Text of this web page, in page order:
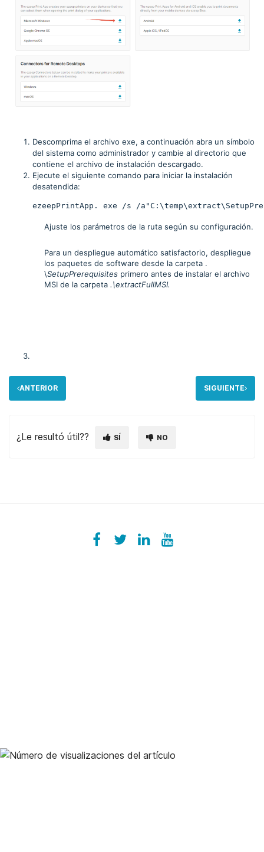
Descomprima el archivo exe, a continuación abra un símbolo
del sistema como administrador y cambie al directorio que
contiene el archivo de instalación descargado.
Ejecute el siguiente comando para iniciar la instalación
desatendida:
ezeepPrintApp. exe /s /
Ajuste los parámetros de la ruta según su configuración.
Para un despliegue automático satisfactorio, despliegue
los paquetes de software desde la carpeta .
\SetupPrerequisites primero antes de instalar el archivo
MSI de la carpeta .\extractFullMSI.
ANTERIOR SIGUIENTE
¿Le resultó útil?? SÍ NO
Facebook
ezeeplive
Twitter
ezeepLinkedIn
ezeepYouTube